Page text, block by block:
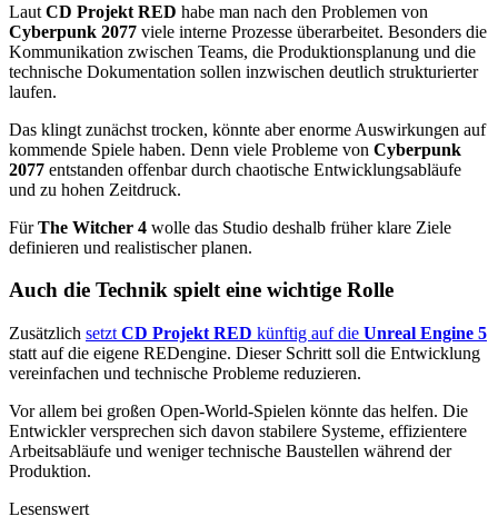
Laut CD Projekt RED habe man nach den Problemen von
Cyberpunk 2077 viele interne Prozesse überarbeitet. Besonders die
Kommunikation zwischen Teams, die Produktionsplanung und die
technische Dokumentation sollen inzwischen deutlich strukturierter
laufen.
Das klingt zunächst trocken, könnte aber enorme Auswirkungen auf
kommende Spiele haben. Denn viele Probleme von Cyberpunk
2077 entstanden offenbar durch chaotische Entwicklungsabläufe
und zu hohen Zeitdruck.
FürThe Witcher 4 wolle das Studio deshalb früher klare Ziele
definieren und realistischer planen.
Auch die Technik spielt eine wichtige Rolle
Zusätzlich setzt CD Projekt RED künftig auf die Unreal Engine 5
statt auf die eigene REDengine. Dieser Schritt soll die Entwicklung
vereinfachen und technische Probleme reduzieren.
Vor allem bei großen Open-World-Spielen könnte das helfen. Die
Entwickler versprechen sich davon stabilere Systeme, effizientere
Arbeitsabläufe und weniger technische Baustellen während der
Produktion.
Lesenswert